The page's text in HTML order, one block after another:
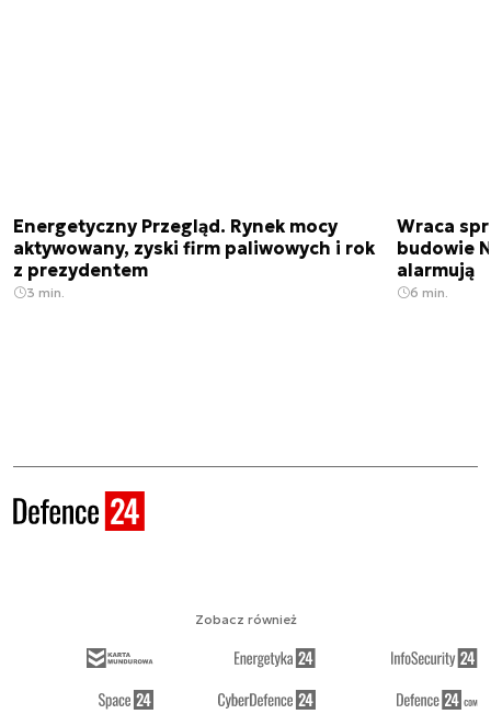
Energetyczny Przegląd. Rynek mocy
aktywowany, zyski firm paliwowych i rok
z prezydentem
3 min.
Wraca
budowie
alarmują
6 min.
Zobacz również